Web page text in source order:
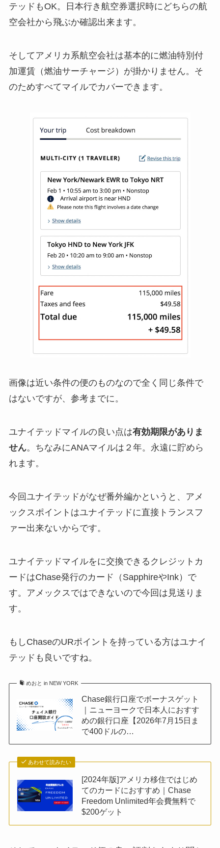
テッドもOK。日本行き航空券選択時にどちらの航
空会社から飛ぶか確認出来ます。
そしてアメリカ系航空会社は基本的に燃油特別付
加運賃（燃油サーチャージ）が掛かりません。そ
のためすべてマイルでカバーできます。
画像は近い条件の便のものなので全く同じ条件で
はないですが、参考までに。
ユナイテッドマイルの良い点は有効期限がありま
せん。ちなみにANAマイルは２年。永遠に貯めら
れます。
今回ユナイテッドがなぜ番外編かというと、アメ
ックスポイントはユナイテッドに直接トランスフ
ァー出来ないからです。
ユナイテッドマイルをに交換できるクレジットカ
ードはChase発行のカード（SapphireやInk）で
す。アメックスではできないので今回は見送りま
す。
もしChaseのURポイントを持っている方はユナイ
テッドも良いですね。
めおと in NEW YORK
Chase銀行口座でボーナスゲット
｜ニューヨークで日本人におすす
めの銀行口座【2026年7月15日ま
で400ドルの…
あわせて読みたい
[2024年版]アメリカ移住ではじめ
てのカードにおすすめ｜Chase
Freedom Unlimited年会費無料で
$200ゲット